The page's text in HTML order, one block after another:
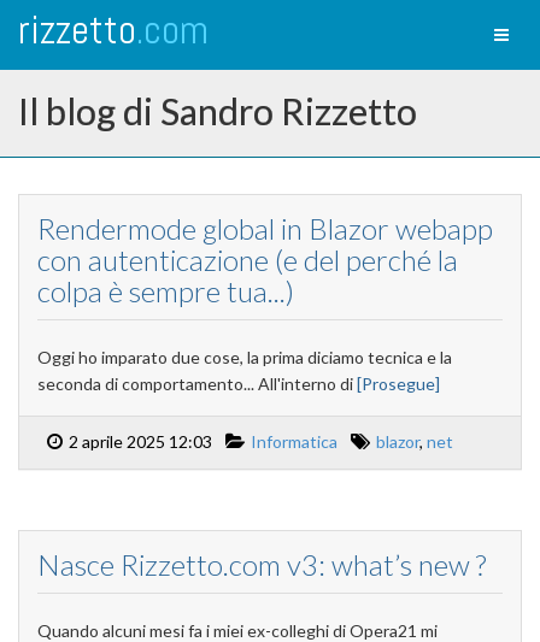
rizzetto.com
Il blog di Sandro Rizzetto
Rendermode global in Blazor webapp
con autenticazione (e del perché la
colpa è sempre tua...)
Oggi ho imparato due cose, la prima diciamo tecnica e la
seconda di comportamento... All'interno di[Prosegue]
2 aprile 2025 12:03 Informatica blazor, net
Nasce Rizzetto.com v3: what’s new ?
Quando alcuni mesi fa i miei ex-colleghi di Opera21 mi